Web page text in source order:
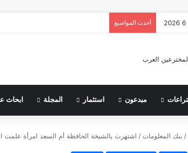
أحدث المواضيع
مبدعون استثمار المجلة ابحاث
/ بنك المعلومات / اشتهرت بالشيخة الحافظة أم السعد امرأة علمت